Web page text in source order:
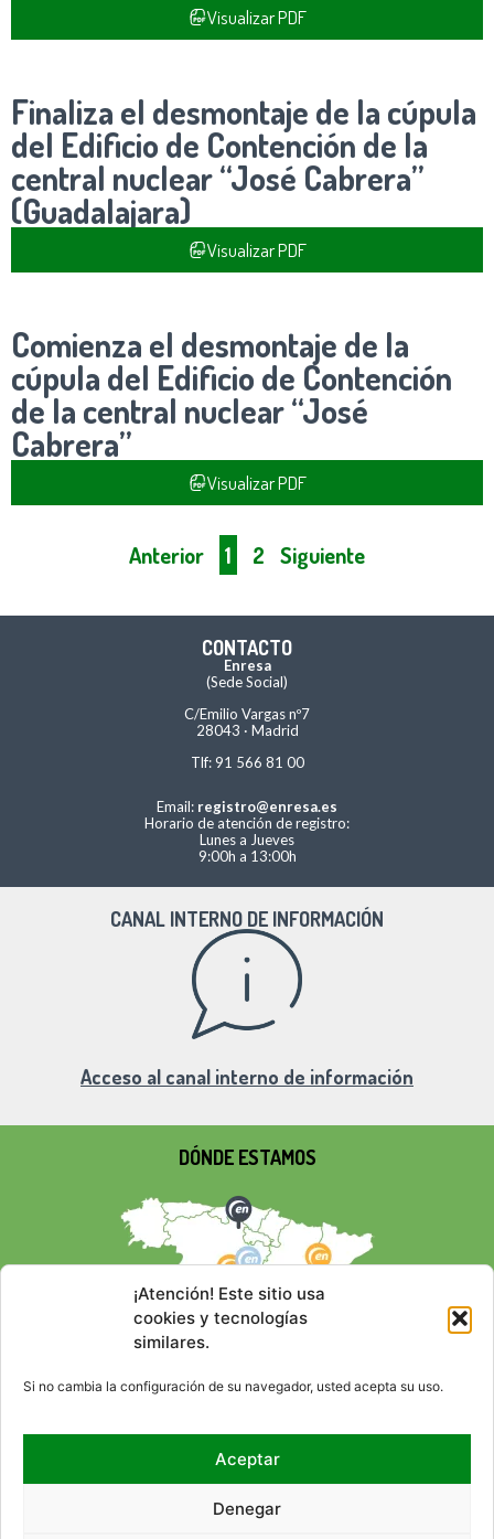
¡Atención! Este sitio usa
cookies y tecnologías
similares.
Si no cambia la configuración de su navegador, usted acepta su uso.
Aceptar
Denegar
Visualizar PDF
Finaliza el desmontaje de la cúpula
del Edificio de Contención de la
central nuclear “José Cabrera”
(Guadalajara)
Visualizar PDF
Comienza el desmontaje de la
cúpula del Edificio de Contención
de la central nuclear “José
Cabrera”
Visualizar PDF
Anterior 1 2 Siguiente
CONTACTO
Enresa
(Sede Social)
C/Emilio Vargas nº7
28043 · Madrid
Tlf: 91 566 81 00
Email: registro@enresa.es
Horario de atención de registro:
Lunes a Jueves
9:00h a 13:00h
CANAL INTERNO DE INFORMACIÓN
Acceso al canal interno de información
DÓNDE ESTAMOS
REDES SOCIALES